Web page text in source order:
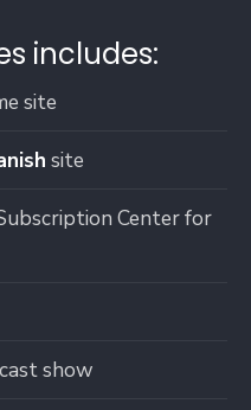
includes:
site
site
Center for
show